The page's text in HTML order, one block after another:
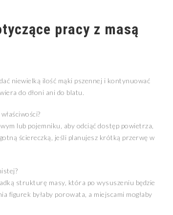
pracy z masą
niewielką ilość mąki pszennej i kontynuować
do dłoni ani do blatu.
lub pojemniku, aby odciąć dostęp powietrza,
ściereczką, jeśli planujesz krótką przerwę w
strukturę masy, która po wysuszeniu będzie
figurek byłaby porowata, a miejscami mogłaby